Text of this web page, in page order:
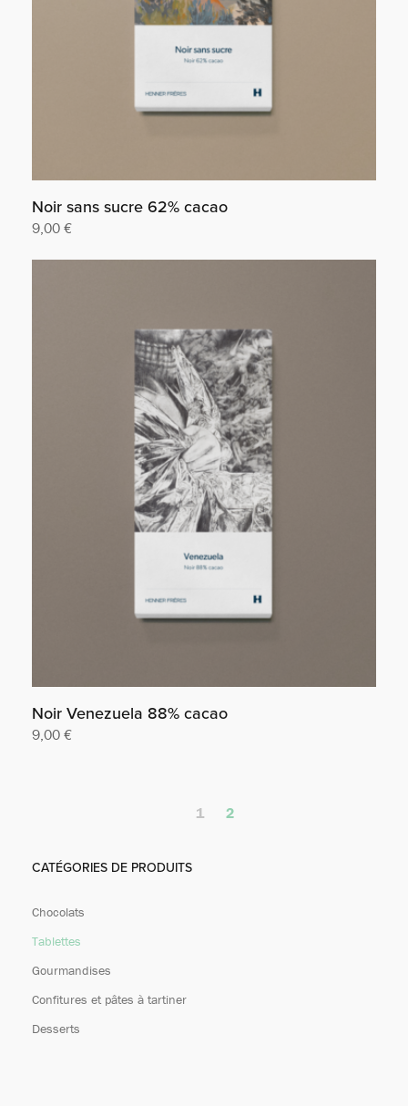
Noir sans sucre 62% cacao
9,00 €
Noir Venezuela 88% cacao
9,00 €
1 2
CATÉGORIES DE PRODUITS
Chocolats
Tablettes
Gourmandises
Confitures et pâtes à tartiner
Desserts